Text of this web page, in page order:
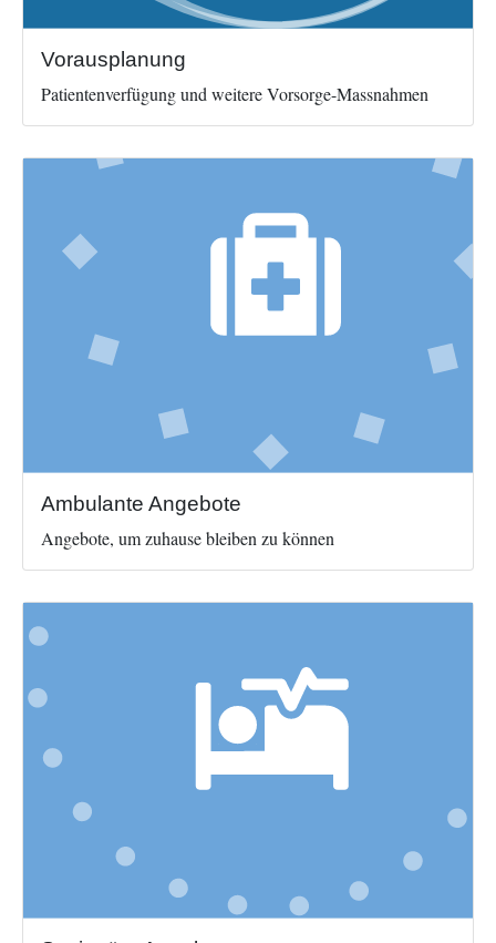
Vorausplanung
Patientenverfügung und weitere Vorsorge-Massnahmen
Ambulante Angebote
Angebote, um zuhause bleiben zu können